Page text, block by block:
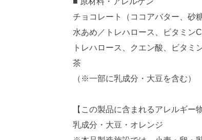
チョコレート（ココアバター、砂
水あめ／トレハロース、ビタミン
トレハロース、クエン酸、ビタ
茶
（※一部に乳成分・大豆を含む）
【この製品に含まれるアレルギー
乳成分・大豆・ オレンジ